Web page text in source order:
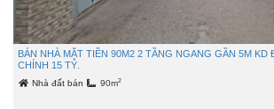
BÁN NHÀ MẶT TIỀN 90M2 2 TẦNG NGANG GẦN 5M
CHÍNH 15 TỶ.
Nhà đất bán 90m2